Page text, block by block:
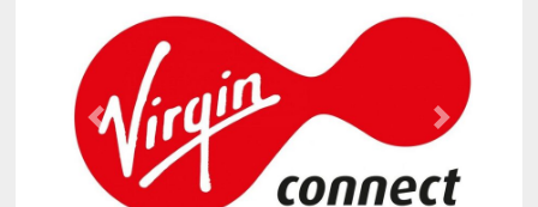
Назад Далее